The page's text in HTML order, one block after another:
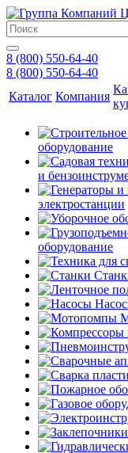
8 (800) 550-64-40
8 (800) 550-64-40
Каталог Компания
оборудование
и
электростанции
оборудование